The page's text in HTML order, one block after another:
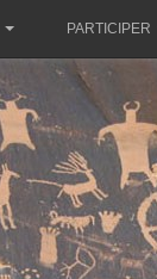
PARTICIPER